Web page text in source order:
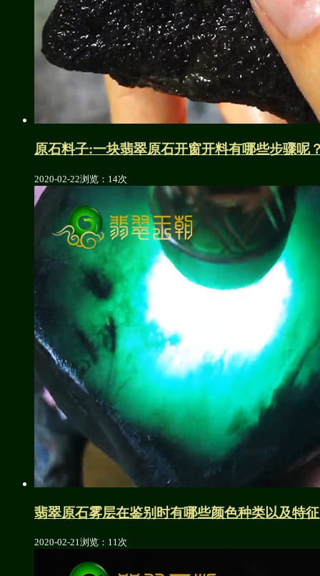
原石料子:一块翡翠原石开窗开料有哪些步骤呢
2020-02-22浏览：14次
翡翠原石雾层在鉴别时有哪些颜色种类以及特
2020-02-21浏览：11次